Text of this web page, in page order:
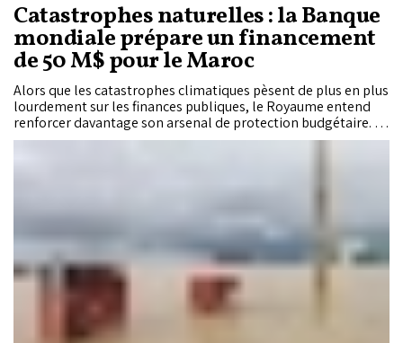
Catastrophes naturelles : la Banque
mondiale prépare un financement
de 50 M$ pour le Maroc
Alors que les catastrophes climatiques pèsent de plus en plus
lourdement sur les finances publiques, le Royaume entend
renforcer davantage son arsenal de protection budgétaire. La
Banque mondiale prépare ainsi un financement de 50
des risques jusqu’à la planification territoriale, en passant par
les systèmes d’alerte précoce et la gouvernance des
infrastructures stratégiques.